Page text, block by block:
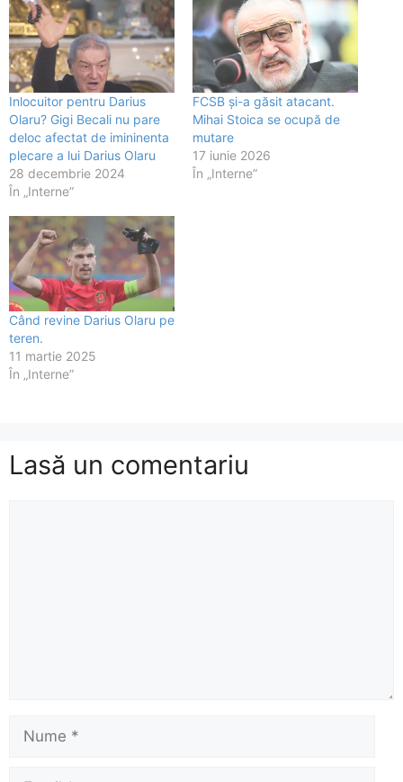
Inlocuitor pentru Darius
Olaru? Gigi Becali nu pare
deloc afectat de imininenta
plecare a lui Darius Olaru
28 decembrie 2024
În „Interne”
FCSB și-a găsit atacant.
Mihai Stoica se ocupă de
mutare
17 iunie 2026
În „Interne”
Când revine Darius Olaru pe
teren.
11 martie 2025
În „Interne”
Lasă un comentariu